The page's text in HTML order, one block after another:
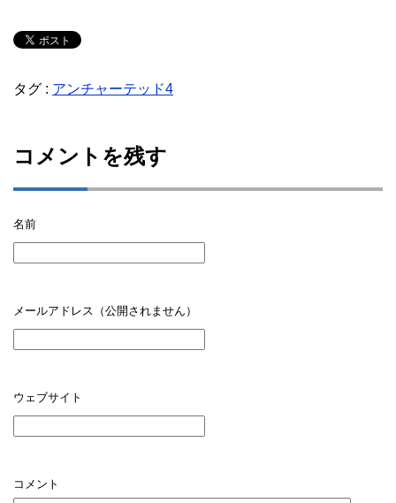
タグ : アンチャーテッド4
コメントを残す
名前
メールアドレス（公開されません）
ウェブサイト
コメント